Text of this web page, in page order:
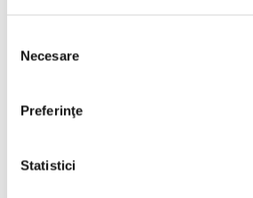
consimțământului
Necesare
Preferinţe
Statistici